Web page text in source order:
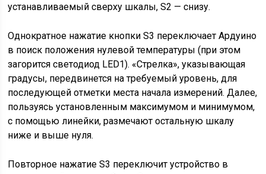
устанавливаемый сверху шкалы, S2 — снизу.
Однократное нажатие кнопки S3 переключает Ардуино
в поиск положения нулевой температуры (при этом
загорится светодиод LED1). «Стрелка», указывающая
градусы, передвинется на требуемый уровень, для
последующей отметки места начала измерений. Далее,
пользуясь установленным максимумом и минимумом,
с помощью линейки, размечают остальную шкалу
ниже и выше нуля.
Повторное нажатие S3 переключит устройство в